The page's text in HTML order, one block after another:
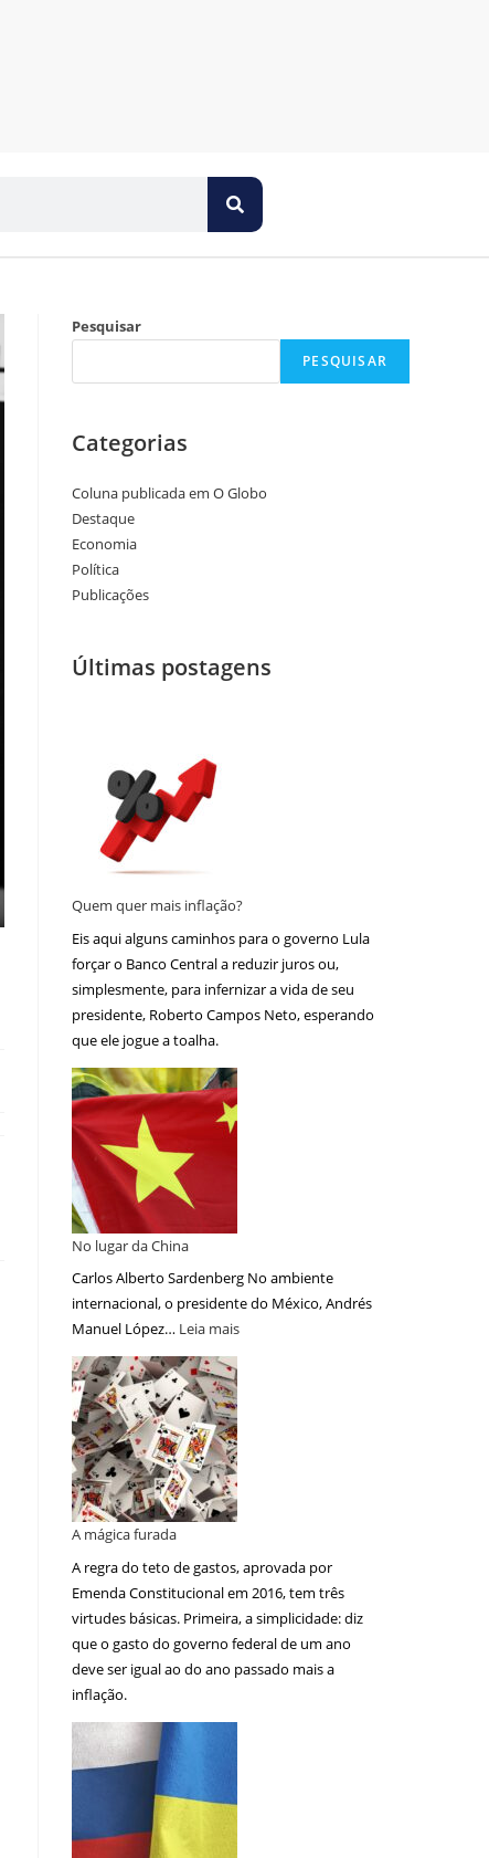
Pesquisar
PESQUISAR
Categorias
Coluna publicada em O Globo
Destaque
Economia
Política
Publicações
Últimas postagens
Quem quer mais inflação?
Eis aqui alguns caminhos para o governo Lula
forçar o Banco Central a reduzir juros ou,
simplesmente, para infernizar a vida de seu
presidente, Roberto Campos Neto, esperando
que ele jogue a toalha.
No lugar da China
Carlos Alberto Sardenberg No ambiente
internacional, o presidente do México, Andrés
Manuel López… Leia mais
A mágica furada
A regra do teto de gastos, aprovada por
Emenda Constitucional em 2016, tem três
virtudes básicas. Primeira, a simplicidade: diz
que o gasto do governo federal de um ano
deve ser igual ao do ano passado mais a
inflação.